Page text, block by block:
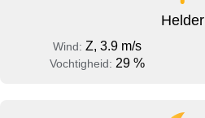
Helder
Wind: Z, 3.9 m/s
Vochtigheid: 29 %